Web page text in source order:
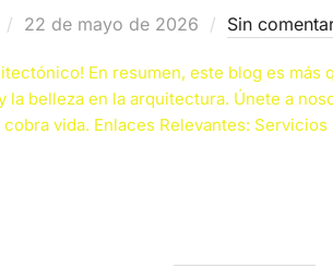
Publicado
22 de mayo de 2026 Sin
En resumen, este blog es
la belleza en la arquitectura. Únete a
vida. Enlaces Relevantes: